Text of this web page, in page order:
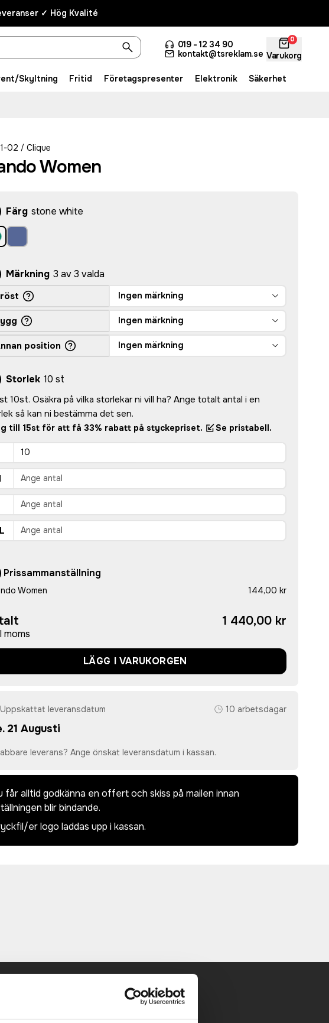
✓ Hög Kvalité
019 - 12 34 90
kontakt@tsreklam.se
0
Varukorg
Skyltning Fritid Företagspresenter Elektronik Säkerhet
02 / Clique
Women
Färg stone white
Märkning 3 av 3 valda
Ingen märkning
Ingen märkning
position Ingen märkning
Storlek 10 st
10st. Osäkra på vilka storlekar ni vill ha? Ange totalt antal i en
så kan ni bestämma det sen.
till 15st för att få 33% rabatt på styckepriset. Se pristabell.
Prissammanställning
Women 144,00 kr
moms
1 440,00 kr
LÄGG I VARUKORGEN
Uppskattat leveransdatum 10 arbetsdagar
21 Augusti
leverans? Ange önskat leveransdatum i kassan.
får alltid godkänna en offert och skiss på mailen innan
blir bindande.
er logo laddas upp i kassan.